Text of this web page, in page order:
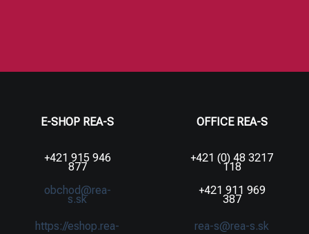
E-SHOP REA-S
+421 915 946
877
obchod@rea-
s.sk
https://eshop.rea-
OFFICE REA-S
+421 (0) 48 3217
118
+421 911 969
387
rea-s@rea-s.sk